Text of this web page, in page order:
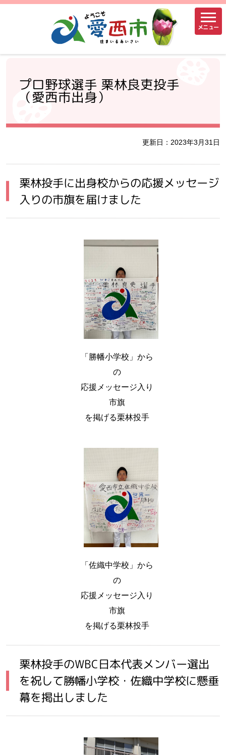
メニュー
プロ野球選手 栗林良吏投手
（愛西市出身）
更新日：2023年3月31日
栗林投手に出身校からの応援メッセージ
入りの市旗を届けました
「勝幡小学校」から
の
応援メッセージ入り
市旗
を掲げる栗林投手
「佐織中学校」から
の
応援メッセージ入り
市旗
を掲げる栗林投手
栗林投手のWBC日本代表メンバー選出
を祝して勝幡小学校・佐織中学校に懸垂
幕を掲出しました